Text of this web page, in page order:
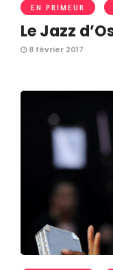
EN PRIMEUR
Le Jazz
8 février 2017